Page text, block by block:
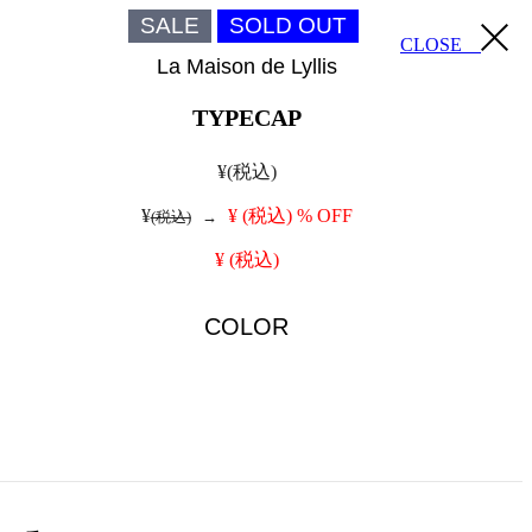
SALE SOLD OUT
La Maison de Lyllis
TYPECAP
¥(税込)
¥(税込) → ¥ (税込) % OFF
¥ (税込)
COLOR
CLOSE